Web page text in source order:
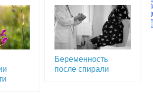
Беременность
после спирали